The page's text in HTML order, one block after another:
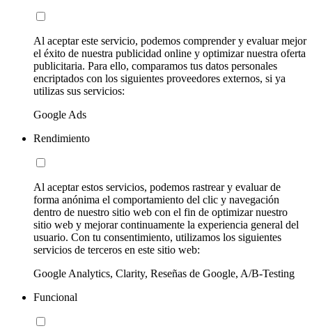
Al aceptar este servicio, podemos comprender y evaluar mejor
el éxito de nuestra publicidad online y optimizar nuestra oferta
publicitaria. Para ello, comparamos tus datos personales
encriptados con los siguientes proveedores externos, si ya
utilizas sus servicios:
Google Ads
Rendimiento
Al aceptar estos servicios, podemos rastrear y evaluar de
forma anónima el comportamiento del clic y navegación
dentro de nuestro sitio web con el fin de optimizar nuestro
sitio web y mejorar continuamente la experiencia general del
usuario. Con tu consentimiento, utilizamos los siguientes
servicios de terceros en este sitio web:
Google Analytics, Clarity, Reseñas de Google, A/B-Testing
Funcional